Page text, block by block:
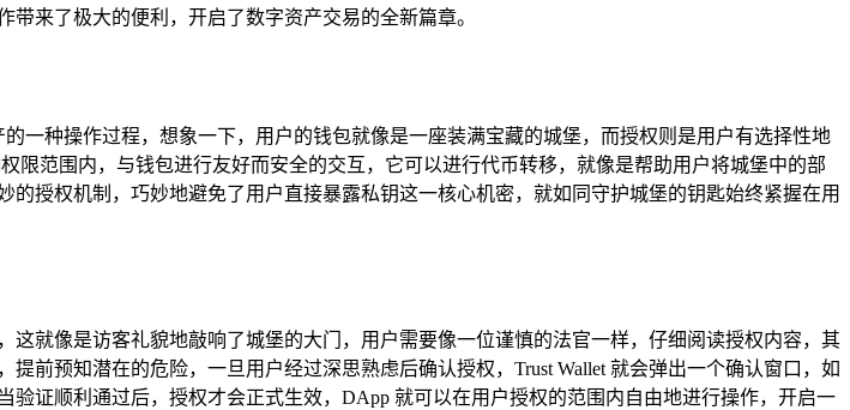
来了极大的便利，开启了数字资产交易的全新篇章。
一种操作过程，想象一下，用户的钱包就像是一座装满宝藏的城堡，而授权则是用户有选择性地
范围内，与钱包进行友好而安全的交互，它可以进行代币转移，就像是帮助用户将城堡中的部
授权机制，巧妙地避免了用户直接暴露私钥这一核心机密，就如同守护城堡的钥匙始终紧握在用
就像是访客礼貌地敲响了城堡的大门，用户需要像一位谨慎的法官一样，仔细阅读授权内容，其
前预知潜在的危险，一旦用户经过深思熟虑后确认授权，Trust Wallet 就会弹出一个确认窗口，如
证顺利通过后，授权才会正式生效，DApp 就可以在用户授权的范围内自由地进行操作，开启一